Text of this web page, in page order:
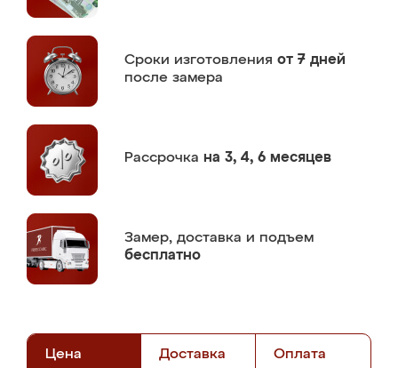
Сроки изготовления от 7 дней
после замера
Рассрочка на 3, 4, 6 месяцев
Замер, доставка и подъем
бесплатно
Цена Доставка Оплата